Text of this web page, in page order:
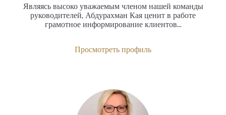
Являясь высоко уважаемым членом нашей команды
руководителей, Абдурахман Кая ценит в работе
грамотное информирование клиентов...
Просмотреть профиль